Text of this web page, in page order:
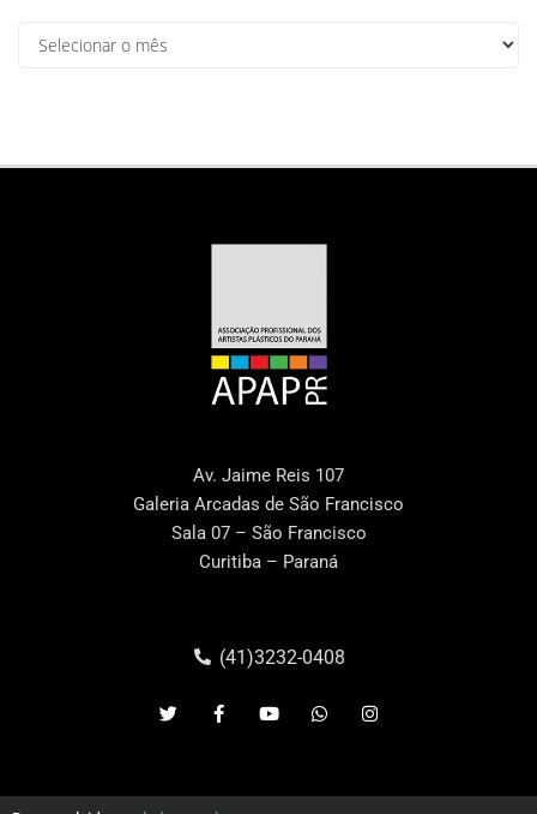
Av. Jaime Reis 107
Galeria Arcadas de São Francisco
Sala 07 – São Francisco
Curitiba – Paraná
(41)3232-0408